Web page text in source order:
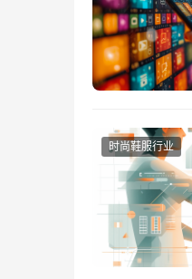
时尚鞋服行业